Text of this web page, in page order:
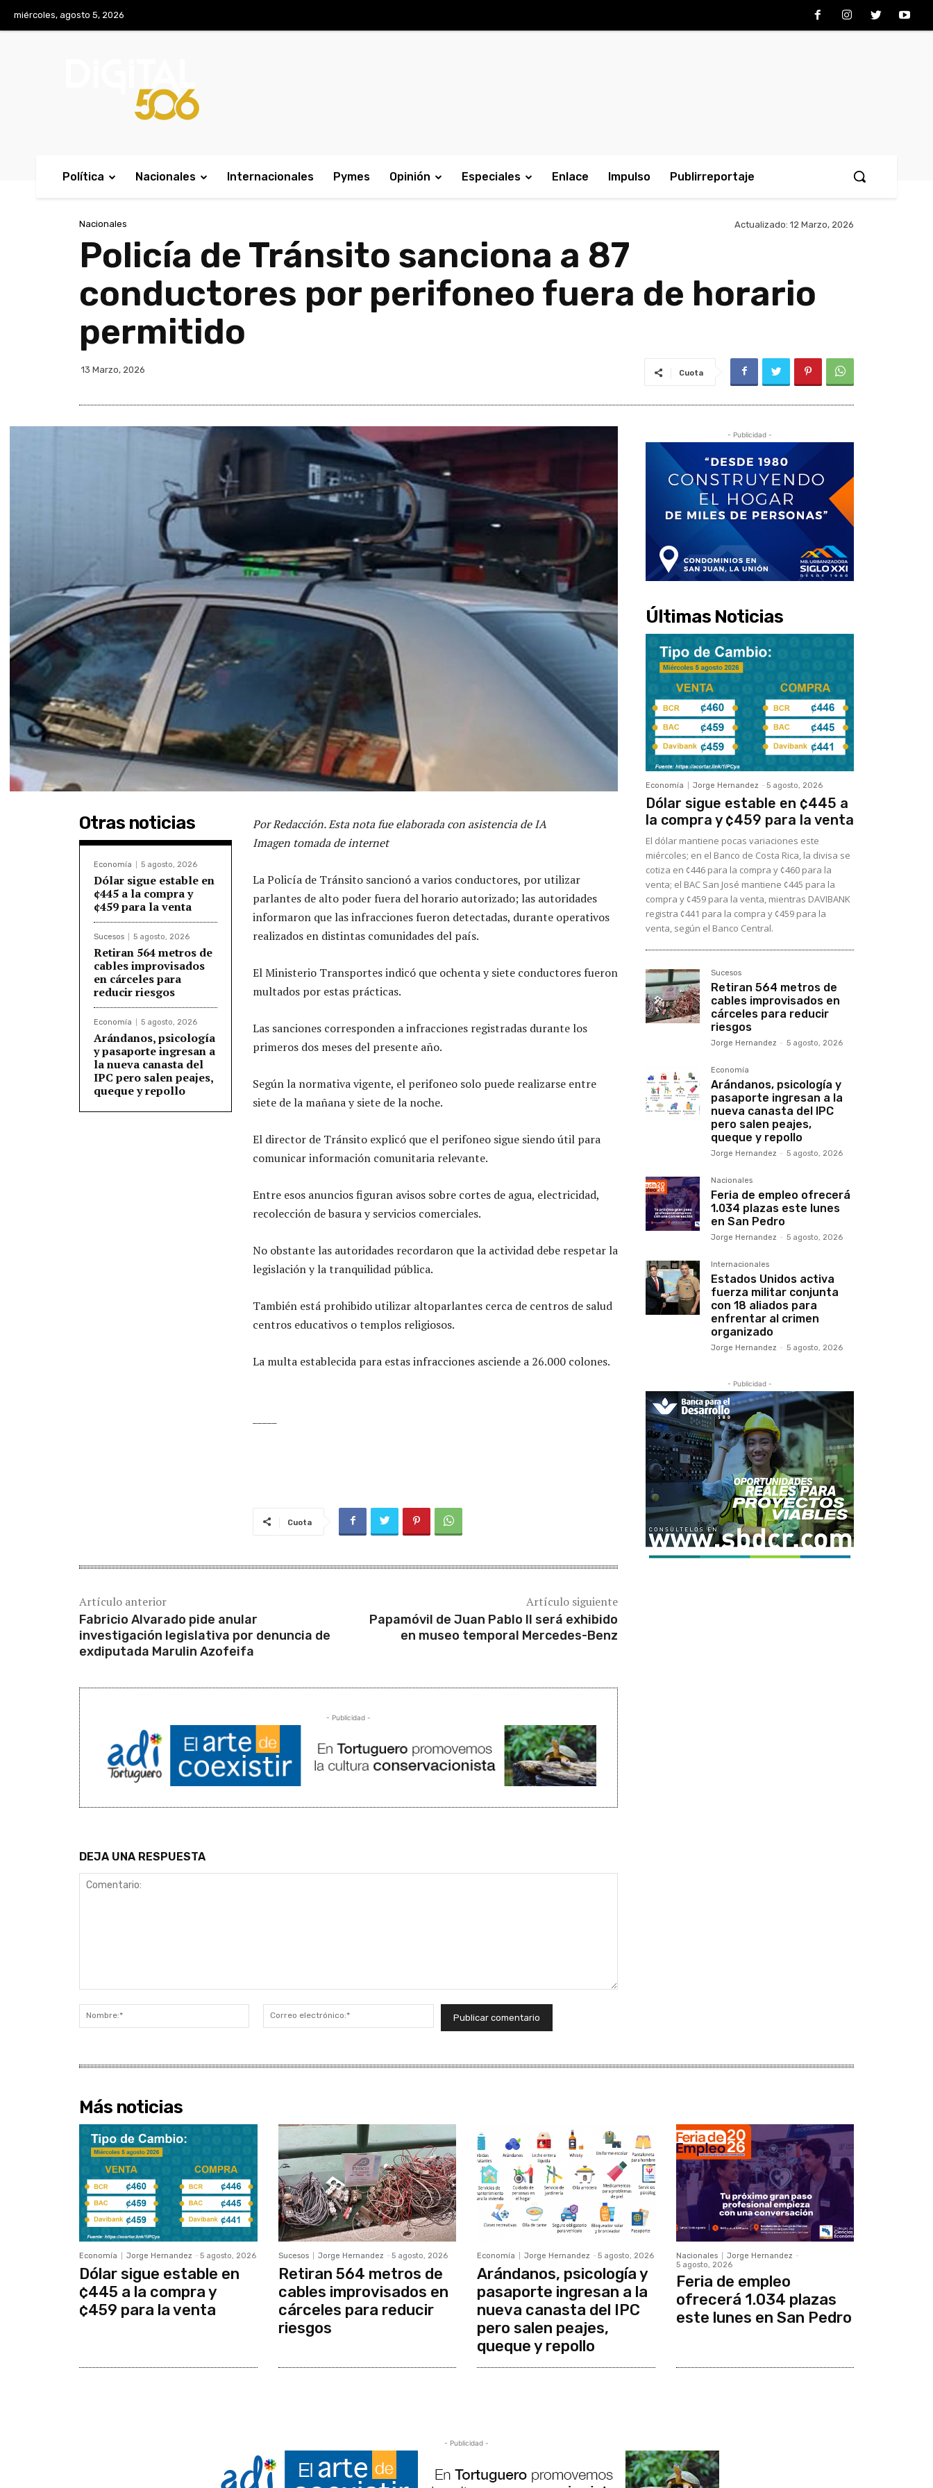
miércoles, agosto 5, 2026
Política Nacionales Internacionales Pymes Opinión Especiales Enlace Impulso Publirreportaje
Nacionales Actualizado: 12 Marzo, 2026
Policía de Tránsito sanciona a 87
conductores por perifoneo fuera de horario
permitido
13 Marzo, 2026 Cuota
Otras noticias
Economía 5 agosto, 2026
Dólar sigue estable en
¢445 a la compra y
¢459 para la venta
Sucesos 5 agosto, 2026
Retiran 564 metros de
cables improvisados
en cárceles para
reducir riesgos
Economía 5 agosto, 2026
Arándanos, psicología
y pasaporte ingresan a
la nueva canasta del
IPC pero salen peajes,
queque y repollo
Por Redacción. Esta nota fue elaborada con asistencia de IA
Imagen tomada de internet
La Policía de Tránsito sancionó a varios conductores, por utilizar
parlantes de alto poder fuera del horario autorizado; las autoridades
informaron que las infracciones fueron detectadas, durante operativos
realizados en distintas comunidades del país.
El Ministerio Transportes indicó que ochenta y siete conductores fueron
multados por estas prácticas.
Las sanciones corresponden a infracciones registradas durante los
primeros dos meses del presente año.
Según la normativa vigente, el perifoneo solo puede realizarse entre
siete de la mañana y siete de la noche.
El director de Tránsito explicó que el perifoneo sigue siendo útil para
comunicar información comunitaria relevante.
Entre esos anuncios figuran avisos sobre cortes de agua, electricidad,
recolección de basura y servicios comerciales.
No obstante las autoridades recordaron que la actividad debe respetar la
legislación y la tranquilidad pública.
También está prohibido utilizar altoparlantes cerca de centros de salud
centros educativos o templos religiosos.
La multa establecida para estas infracciones asciende a 26.000 colones.
Cuota
Artículo anterior
Fabricio Alvarado pide anular
investigación legislativa por denuncia de
exdiputada Marulin Azofeifa
Artículo siguiente
Papamóvil de Juan Pablo II será exhibido
en museo temporal Mercedes-Benz
- Publicidad -
DEJA UNA RESPUESTA
Nombre:*
electrónico:*
- Publicidad -
Últimas Noticias
Economía Jorge Hernandez - 5 agosto, 2026
Dólar sigue estable en ¢445 a
la compra y ¢459 para la venta
El dólar mantiene pocas variaciones este
miércoles; en el Banco de Costa Rica, la divisa se
cotiza en ¢446 para la compra y ¢460 para la
venta; el BAC San José mantiene ¢445 para la
compra y ¢459 para la venta, mientras DAVIBANK
registra ¢441 para la compra y ¢459 para la
venta, según el Banco Central.
Sucesos
Retiran 564 metros de
cables improvisados en
cárceles para reducir
riesgos
Jorge Hernandez - 5 agosto, 2026
Economía
Arándanos, psicología y
pasaporte ingresan a la
nueva canasta del IPC
pero salen peajes,
queque y repollo
Jorge Hernandez - 5 agosto, 2026
Nacionales
Feria de empleo ofrecerá
1.034 plazas este lunes
en San Pedro
Jorge Hernandez - 5 agosto, 2026
Internacionales
Estados Unidos activa
fuerza militar conjunta
con 18 aliados para
enfrentar al crimen
organizado
Jorge Hernandez - 5 agosto, 2026
- Publicidad -
Más noticias
Economía Jorge Hernandez - 5 agosto, 2026
Dólar sigue estable en
¢445 a la compra y
¢459 para la venta
Sucesos Jorge Hernandez - 5 agosto, 2026
Retiran 564 metros de
cables improvisados en
cárceles para reducir
riesgos
Economía Jorge Hernandez - 5 agosto, 2026
Arándanos, psicología y
pasaporte ingresan a la
nueva canasta del IPC
pero salen peajes,
queque y repollo
Nacionales Jorge Hernandez -
5 agosto, 2026
Feria de empleo
ofrecerá 1.034 plazas
este lunes en San Pedro
- Publicidad -